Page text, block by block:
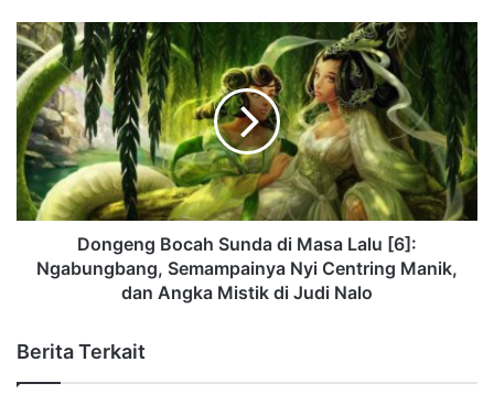
Dongeng Bocah Sunda di Masa Lalu [6]:
Ngabungbang, Semampainya Nyi Centring Manik,
dan Angka Mistik di Judi Nalo
Berita Terkait